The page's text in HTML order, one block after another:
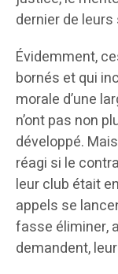
dernier de
Évidemment,
bornés et qui
morale d’une
n’ont pas non
développé.
réagi si le
leur club était
appels se
fasse éliminer,
demandent,